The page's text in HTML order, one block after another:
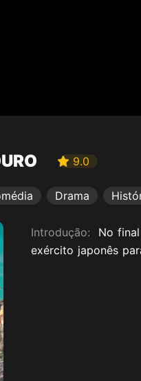
9.0
Drama
Introdução: No
exército japonês